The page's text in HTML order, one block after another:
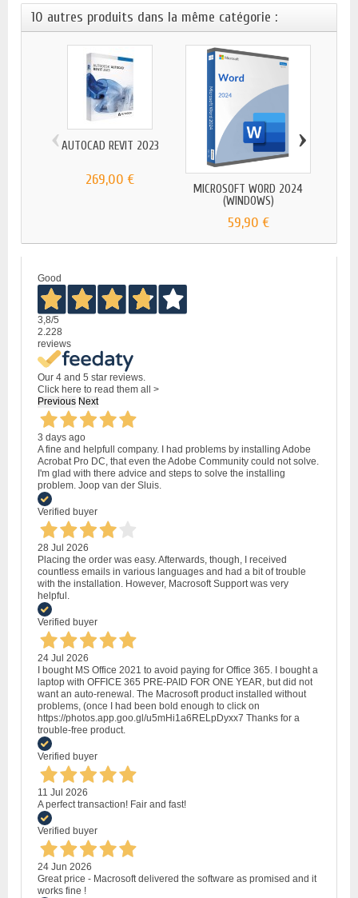
10 autres produits dans la même catégorie :
AUTOCAD REVIT 2023
269,00 €
MICROSOFT WORD 2024
(WINDOWS)
59,90 €
‹ ›
Good
3,8/5
2.228
reviews
Our 4 and 5 star reviews.
Click here to read them all >
Previous Next
3 days ago
A fine and helpfull company. I had problems by installing Adobe
Acrobat Pro DC, that even the Adobe Community could not solve.
I'm glad with there advice and steps to solve the installing
problem. Joop van der Sluis.
Verified buyer
28 Jul 2026
Placing the order was easy. Afterwards, though, I received
countless emails in various languages and had a bit of trouble
with the installation. However, Macrosoft Support was very
helpful.
Verified buyer
24 Jul 2026
I bought MS Office 2021 to avoid paying for Office 365. I bought a
laptop with OFFICE 365 PRE-PAID FOR ONE YEAR, but did not
want an auto-renewal. The Macrosoft product installed without
problems, (once I had been bold enough to click on
https://photos.app.goo.gl/u5mHi1a6RELpDyxx7 Thanks for a
trouble-free product.
Verified buyer
11 Jul 2026
A perfect transaction! Fair and fast!
Verified buyer
24 Jun 2026
Great price - Macrosoft delivered the software as promised and it
works fine !